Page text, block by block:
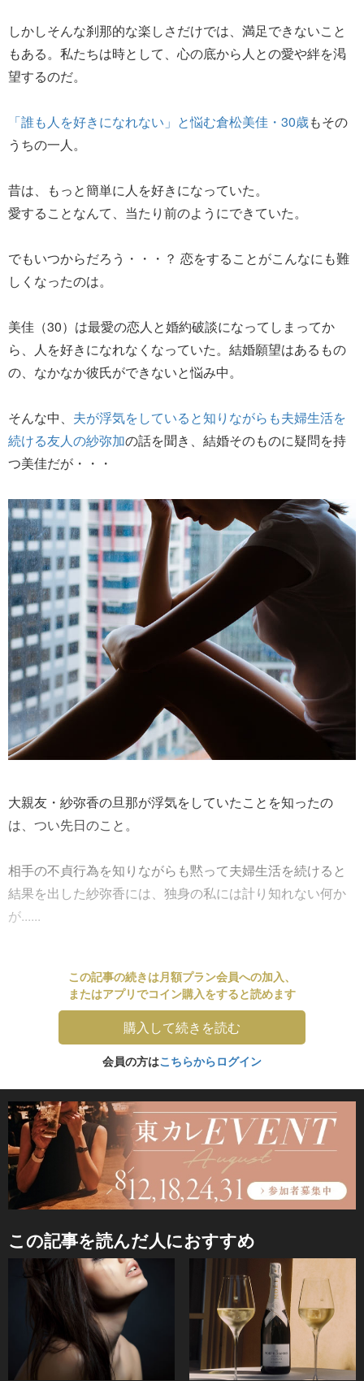
しかしそんな刹那的な楽しさだけでは、満足できないこと
もある。私たちは時として、心の底から人との愛や絆を渇
望するのだ。
「誰も人を好きになれない」と悩む倉松美佳・30歳もその
うちの一人。
昔は、もっと簡単に人を好きになっていた。
愛することなんて、当たり前のようにできていた。
でもいつからだろう・・・？ 恋をすることがこんなにも難
しくなったのは。
美佳（30）は最愛の恋人と婚約破談になってしまってか
ら、人を好きになれなくなっていた。結婚願望はあるもの
の、なかなか彼氏ができないと悩み中。
そんな中、 夫が浮気をしていると知りながらも夫婦生活を
続ける友人の紗弥加の話を聞き、結婚そのものに疑問を持
つ美佳だが・・・
大親友・紗弥香の旦那が浮気をしていたことを知ったの
は、つい先日のこと。
相手の不貞行為を知りながらも黙って夫婦生活を続けると
結果を出した紗弥香には、独身の私には計り知れない何か
が......
この記事の続きは月額プラン会員への加入、
またはアプリでコイン購入をすると読めます
購入して続きを読む
会員の方はこちらからログイン
この記事を読んだ人におすすめ